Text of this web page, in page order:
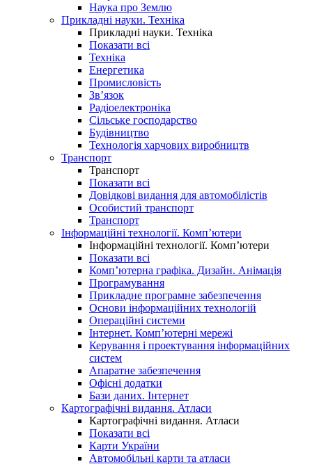
Наука про Землю
Прикладні науки. Техніка
Прикладні науки. Техніка
Показати всі
Техніка
Енергетика
Промисловість
Зв’язок
Радіоелектроніка
Сільське господарство
Будівництво
Технологія харчових виробництв
Транспорт
Транспорт
Показати всі
Довідкові видання для автомобілістів
Особистий транспорт
Транспорт
Інформаційні технології. Комп’ютери
Інформаційні технології. Комп’ютери
Показати всі
Комп’ютерна графіка. Дизайн. Анімація
Програмування
Прикладне програмне забезпечення
Основи інформаційних технологій
Операційні системи
Інтернет. Комп’ютерні мережі
Керування і проектування інформаційних
систем
Апаратне забезпечення
Офісні додатки
Бази даних. Інтернет
Картографічні видання. Атласи
Картографічні видання. Атласи
Показати всі
Карти України
Автомобільні карти та атласи